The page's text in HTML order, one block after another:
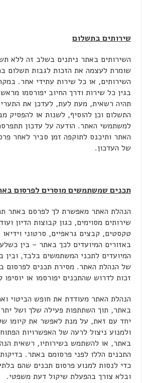
שירותים בתשלום
השירותים באתר ניתנים בשלב זה ללא
שומרת לעצמה את הזכות לגבות תשלום
השירותים, או כל שירות עתידי אחר.
בגין כל שירות ודרך החיוב יפורסמו
תהיה רשאית, מעת לעת, לעדכן את
התשלום וכן להוסיף, לשנות או להפסיק
למשתמשי האתר. הודעה על עדכון
האתר ותיכנס לתוקפה זמן סביר לאחר
של העדכון.
תכנים שמשתמשים מוסרים לפרסום
הנהלת האתר מאפשרת לך לפרסם באתר
שירותים מסוימים, כגון קבוצות הדיון
טקסטים, קבצים גראפיים, סרטוני וידיאו
באזורים המיועדים לכך באתר – בין
המיועדים לתכני המשתמשים בלבד,
של הנהלת האתר. מסירת תכנים לפרסום
זכות לדרוש שהתכנים יפורסמו או
הנהלת האתר מעודדת את חופש הביטוי
באתר, תוך השתתפות פעילה שלך ושל
יחד עם זאת, על מנת לאפשר את קיומו של
ולמנוע ניצול לרעה של האפשרויות
באתר, או להשתמש בשירותיו, רשאית
התכנים הללו לפני פרסומם באתר.
כדי לנסות למנוע פרסום תכנים שהם
ובלא צורך בהפעלת שיקול דעת משפטי.